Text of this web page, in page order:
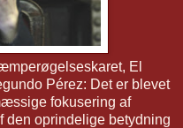
El
Pérez: Det er blevet
fokusering af
den oprindelige betydning